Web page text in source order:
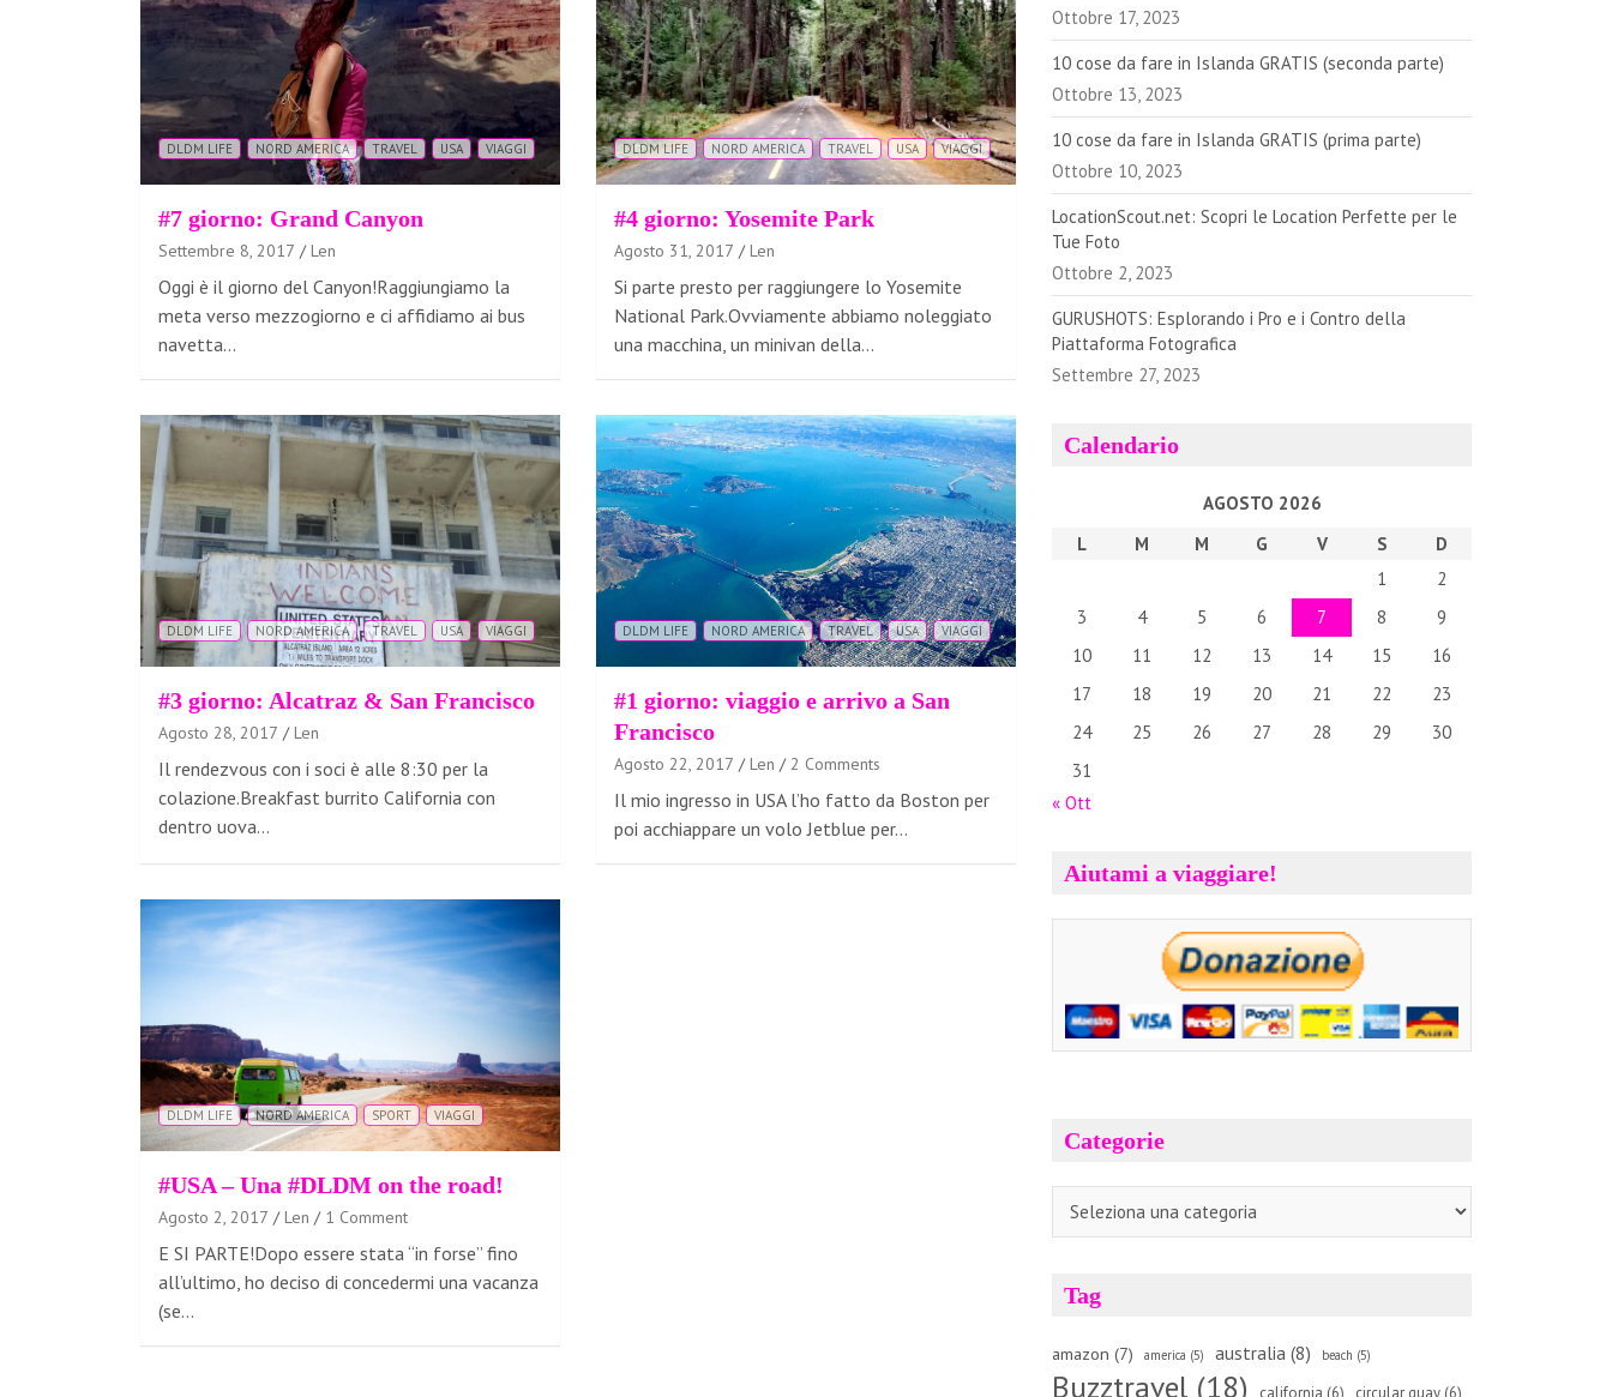
DLDM LIFE NORD AMERICA TRAVEL USA VIAGGI
#7 giorno: Grand Canyon
Settembre 8, 2017 Len
Oggi è il giorno del Canyon!Raggiungiamo la
meta verso mezzogiorno e ci affidiamo ai bus
navetta…
DLDM LIFE NORD AMERICA TRAVEL USA VIAGGI
#4 giorno: Yosemite Park
Agosto 31, 2017 Len
Si parte presto per raggiungere lo Yosemite
National Park.Ovviamente abbiamo noleggiato
una macchina, un minivan della…
DLDM LIFE NORD AMERICA TRAVEL USA VIAGGI
#3 giorno: Alcatraz & San Francisco
Agosto 28, 2017 Len
Il rendezvous con i soci è alle 8:30 per la
colazione.Breakfast burrito California con
dentro uova…
DLDM LIFE NORD AMERICA TRAVEL USA VIAGGI
#1 giorno: viaggio e arrivo a San
Francisco
Agosto 22, 2017 Len 2 Comments
Il mio ingresso in USA l’ho fatto da Boston per
poi acchiappare un volo Jetblue per…
DLDM LIFE NORD AMERICA SPORT VIAGGI
#USA – Una #DLDM on the road!
Agosto 2, 2017 Len 1 Comment
E SI PARTE!Dopo essere stata “in forse” fino
all’ultimo, ho deciso di concedermi una vacanza
(se…
Ottobre 17, 2023
10 cose da fare in Islanda GRATIS (seconda parte)
Ottobre 13, 2023
10 cose da fare in Islanda GRATIS (prima parte)
Ottobre 10, 2023
LocationScout.net: Scopri le Location Perfette per le
Tue Foto
Ottobre 2, 2023
GURUSHOTS: Esplorando i Pro e i Contro della
Piattaforma Fotografica
Settembre 27, 2023
Calendario
AGOSTO 2026
L
M M G V S
D
1
2
3
4 5 6 7 8
9
10
11 12 13 14 15
16
17
18 19 20 21 22
23
24
25 26 27 28 29
30
31
« Ott
Aiutami a viaggiare!
Categorie
Tag
amazon (7) america (5) australia (8) beach (5)
Buzztravel (18) california (6) circular quay (6)